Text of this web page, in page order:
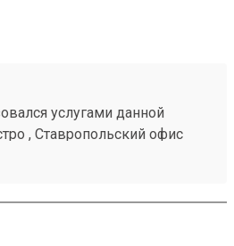
услугами данной
, Ставропольский офис
. Заказ № 260425670